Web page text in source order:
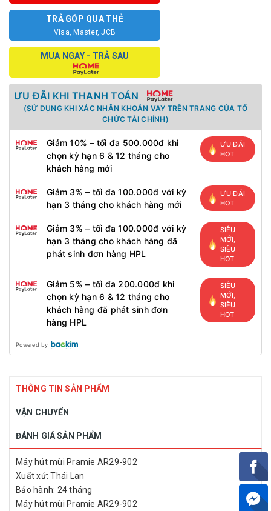
TRẢ GÓP QUA THẺ
Visa, Master, JCB
MUA NGAY - TRẢ SAU
ƯU ĐÃI KHI THANH TOÁN
(SỬ DỤNG KHI XÁC NHẬN KHOẢN VAY TRÊN TRANG CỦA TỔ
CHỨC TÀI CHÍNH)
Giảm 10% – tối đa 500.000đ khi
chọn kỳ hạn 6 & 12 tháng cho
khách hàng mới
ƯU ĐÃI
HOT
Giảm 3% – tối đa 100.000đ với kỳ
hạn 3 tháng cho khách hàng mới
ƯU ĐÃI
HOT
Giảm 3% – tối đa 100.000đ với kỳ
hạn 3 tháng cho khách hàng đã
phát sinh đơn hàng HPL
SIÊU
MỚI,
SIÊU
HOT
Giảm 5% – tối đa 200.000đ khi
chọn kỳ hạn 6 & 12 tháng cho
khách hàng đã phát sinh đơn
hàng HPL
SIÊU
MỚI,
SIÊU
HOT
Powered by
THÔNG TIN SẢN PHẨM
VẬN CHUYỂN
ĐÁNH GIÁ SẢN PHẨM
Máy hút mùi Pramie AR29-902
Xuất xứ: Thái Lan
Bảo hành: 24 tháng
Máy hút mùi Pramie AR29-902